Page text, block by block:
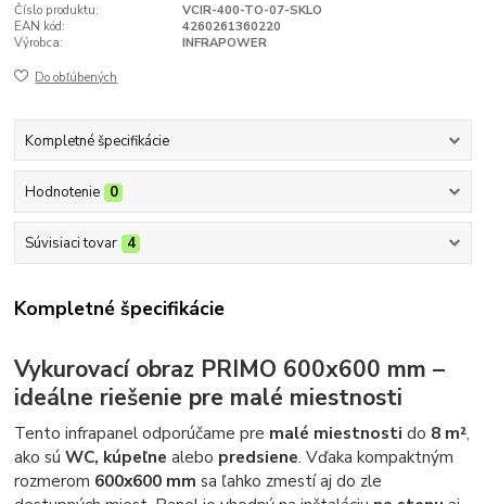
Číslo produktu:
VCIR-400-TO-07-SKLO
EAN kód:
4260261360220
Výrobca:
INFRAPOWER
Do obľúbených
Kompletné špecifikácie
Hodnotenie 0
Súvisiaci tovar 4
Kompletné špecifikácie
Vykurovací obraz PRIMO 600x600 mm –
ideálne riešenie pre malé miestnosti
Tento infrapanel odporúčame pre malé miestnosti do 8 m²,
ako súWC, kúpeľne alebo predsiene. Vďaka kompaktným
rozmerom 600x600 mm sa ľahko zmestí aj do zle